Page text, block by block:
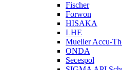
Fischer
Forwon
HISAKA
LHE
Mueller Accu-
ONDA
Secespol